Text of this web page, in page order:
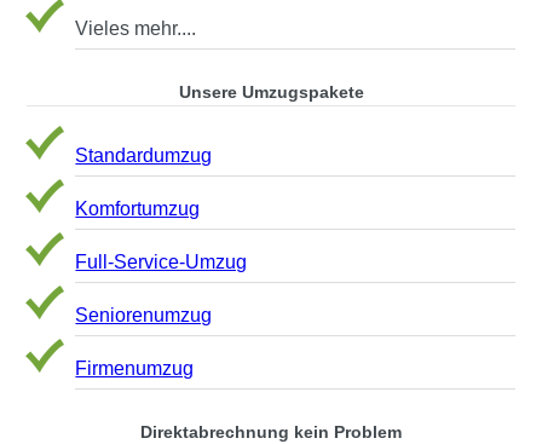
Vieles mehr....
Unsere Umzugspakete
Standardumzug
Komfortumzug
Full-Service-Umzug
Seniorenumzug
Firmenumzug
Direktabrechnung kein Problem